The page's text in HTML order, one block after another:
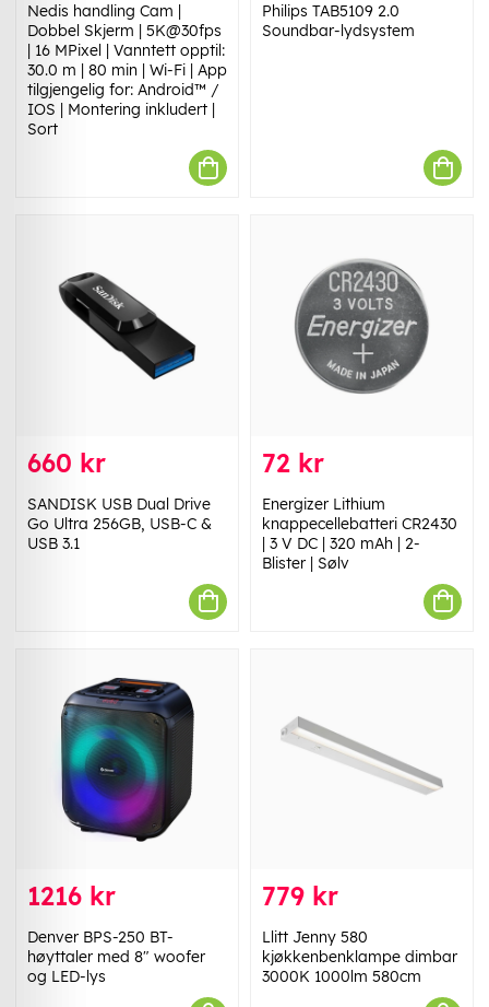
Nedis handling Cam |
Dobbel Skjerm | 5K@30fps
| 16 MPixel | Vanntett opptil:
30.0 m | 80 min | Wi-Fi | App
tilgjengelig for: Android™ /
IOS | Montering inkludert |
Sort
Philips TAB5109 2.0
Soundbar-lydsystem
660 kr
SANDISK USB Dual Drive
Go Ultra 256GB, USB-C &
USB 3.1
72 kr
Energizer Lithium
knappecellebatteri CR2430
| 3 V DC | 320 mAh | 2-
Blister | Sølv
1216 kr
Denver BPS-250 BT-
høyttaler med 8" woofer
og LED-lys
779 kr
Llitt Jenny 580
kjøkkenbenklampe dimbar
3000K 1000lm 580cm